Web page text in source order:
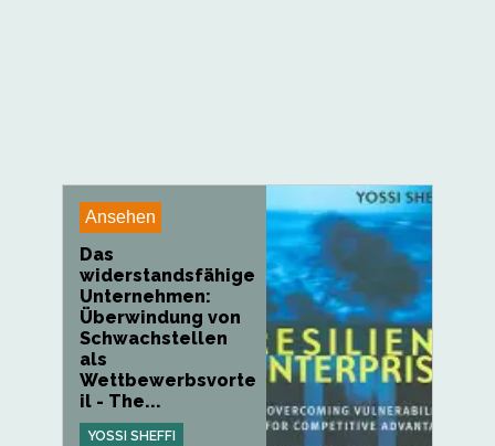
Ansehen
Das
widerstandsfähige
Unternehmen:
Überwindung von
Schwachstellen
als
Wettbewerbsvorte
il - The...
YOSSI SHEFFI